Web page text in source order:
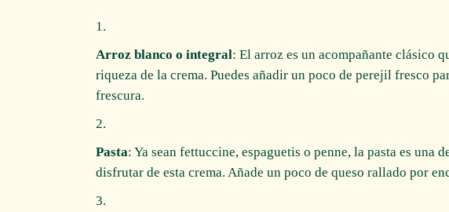
Arroz blanco o integral: El arroz es un acompañante clásico
riqueza de la crema. Puedes añadir un poco de perejil fresco
frescura.
Pasta: Ya sean fettuccine, espaguetis o penne, la pasta es una
disfrutar de esta crema. Añade un poco de queso rallado por